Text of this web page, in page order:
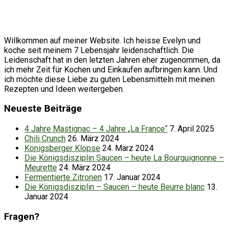
Willkommen auf meiner Website. Ich heisse Evelyn und
koche seit meinem 7 Lebensjahr leidenschaftlich. Die
Leidenschaft hat in den letzten Jahren eher zugenommen, da
ich mehr Zeit für Kochen und Einkaufen aufbringen kann. Und
ich möchte diese Liebe zu guten Lebensmitteln mit meinen
Rezepten und Ideen weitergeben.
Neueste Beiträge
4 Jahre Mastignac – 4 Jahre „La France“ 7. April 2025
Chili Crunch 26. März 2024
Königsberger Klopse 24. März 2024
Die Königsdisziplin Saucen – heute La Bourguignonne –
Meurette 24. März 2024
Fermentierte Zitronen 17. Januar 2024
Die Königsdisziplin – Saucen – heute Beurre blanc 13.
Januar 2024
Fragen?